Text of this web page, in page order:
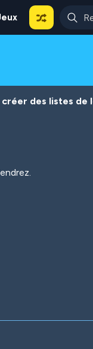
des listes